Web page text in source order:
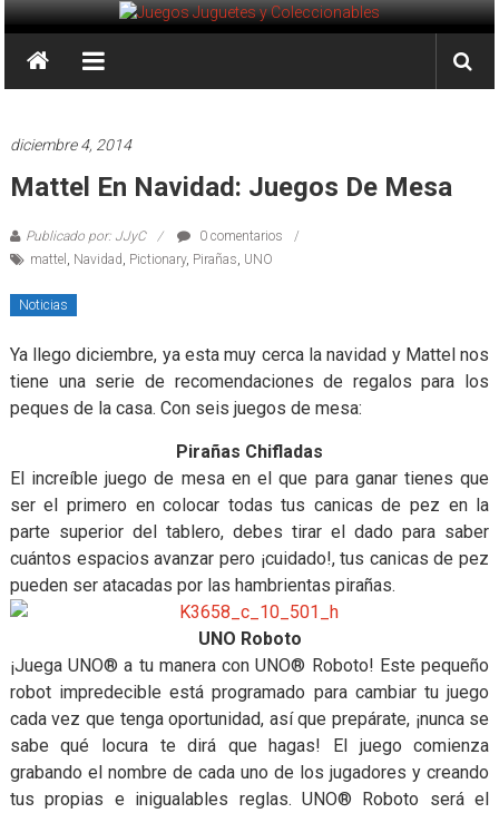
Saltar
al
contenido
Juegos
Juguetes
y
Coleccionables
y
entretenimiento
para
diciembre 4, 2014
Mattel En Navidad: Juegos De Mesa
Publicado por: JJyC
0 comentarios
mattel
Navidad Pictionary, Pirañas UNO
Noticias
Ya llego diciembre, ya esta muy cerca la navidad y Mattel nos
tiene una serie de recomendaciones de regalos para los
peques de la casa. Con seis juegos de mesa:
Pirañas Chifladas
El increíble juego de mesa en el que para ganar tienes que
ser el primero en colocar todas tus canicas de pez en la
parte superior del tablero, debes tirar el dado para saber
cuántos espacios avanzar pero ¡cuidado!, tus canicas de pez
pueden ser atacadas por las hambrientas pirañas.
UNO Roboto
¡Juega UNO® a tu manera con UNO® Roboto! Este pequeño
robot impredecible está programado para cambiar tu juego
cada vez que tenga oportunidad, así que prepárate, ¡nunca se
sabe qué locura te dirá que hagas! El juego comienza
grabando el nombre de cada uno de los jugadores y creando
tus propias e inigualables reglas. UNO® Roboto será el